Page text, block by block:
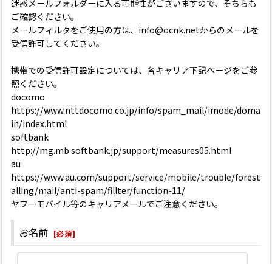
迷惑メールフォルダーに入る可能性がございますので、そちらも
ご確認ください。
メールフィルタをご使用の方は、info@ocnk.netからのメールを
受信許可してください。
携帯での受信許可設定については、各キャリア下記ページをご参
照ください。
docomo
https://www.nttdocomo.co.jp/info/spam_mail/imode/doma
in/index.html
softbank
http://mg.mb.softbank.jp/support/measures05.html
au
https://www.au.com/support/service/mobile/trouble/forest
alling/mail/anti-spam/fillter/function-11/
ヤフーモバイル等のキャリアメールでご注意ください。
お名前 [必須]